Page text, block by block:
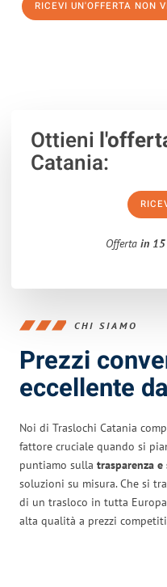
RICEVI UN'OFFERTA NON
Ottieni
Catania:
Offerta in
CHI SIAMO
Prezzi
eccellente
Noi di Traslochi Catania
fattore cruciale quando si
puntiamo sulla trasparenza
soluzioni su misura. Che si
di un trasloco in tutta
alta qualità a prezzi